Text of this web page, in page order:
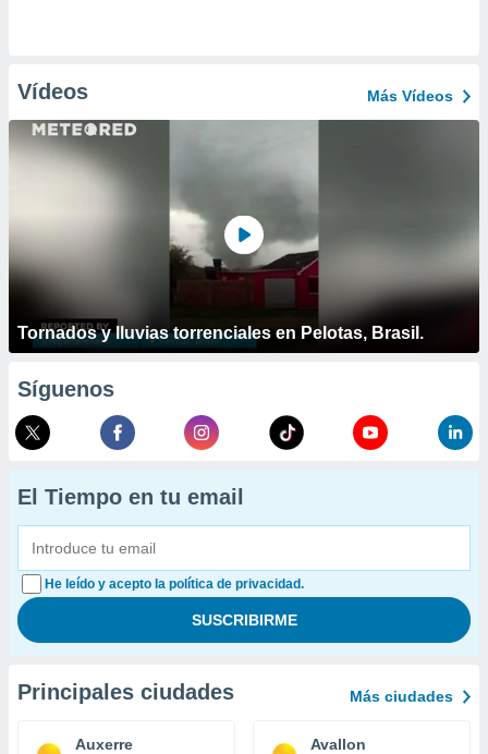
Vídeos Más Vídeos
Tornados y lluvias torrenciales en Pelotas, Brasil.
Síguenos
El Tiempo en tu email
He leído y acepto la política de privacidad.
Principales ciudades Más ciudades
Auxerre Avallon